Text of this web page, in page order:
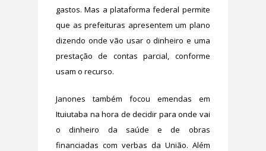
gastos. Mas a plataforma federal permite
que as prefeituras apresentem um plano
dizendo onde vão usar o dinheiro e uma
prestação de contas parcial, conforme
usam o recurso.
Janones também focou emendas em
Ituiutaba na hora de decidir para onde vai
o dinheiro da saúde e de obras
financiadas com verbas da União. Além